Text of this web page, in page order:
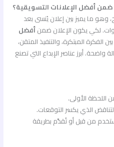
ضمن أفضل الإعلانات التسويقية؟
وهو ما يميز بين إعلان يُنسى بعد
لكي يكون الإعلان ضمنأفضل
الفكرة المبتكرة، والتنفيذ المتقن،
واضحة. أبرز عناصر الإبداع التي تصنع
اللحظة الأولى.
الذي يكسر التوقعات.
تُستخدم من قبل أو تُقدَّم بطريقة